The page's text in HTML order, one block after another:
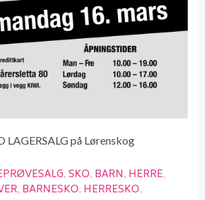
LAGERSALG på Lørenskog
SKO BARN HERRE
BARNESKO HERRESKO